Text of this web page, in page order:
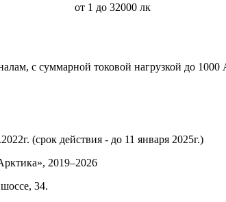
от 1 до 32000 лк
с суммарной токовой нагрузкой до 1000
(срок действия - до 11 января 2025г.)
2019–2026
34.